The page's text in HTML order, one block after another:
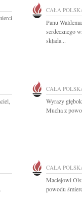
CAŁA
Panu
serdecznego
składa...
CAŁA
Wyrazy
Mucha z
CAŁA
Maciejowi
powodu